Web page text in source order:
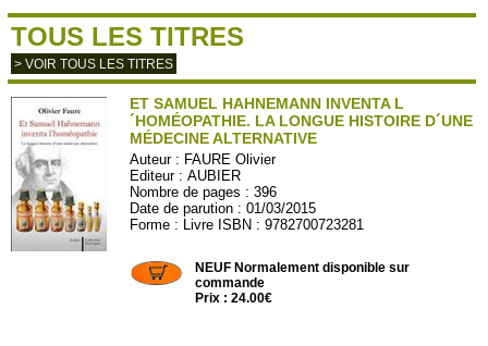
TOUS LES TITRES
> VOIR TOUS LES TITRES
ET SAMUEL HAHNEMANN INVENTA L
´HOMÉOPATHIE. LA LONGUE HISTOIRE D´UNE
MÉDECINE ALTERNATIVE
Auteur : FAURE Olivier
Editeur :AUBIER
Nombre de pages : 396
Date de parution : 01/03/2015
Forme : Livre ISBN : 9782700723281
NEUF Normalement disponible sur
commande
Prix : 24.00€